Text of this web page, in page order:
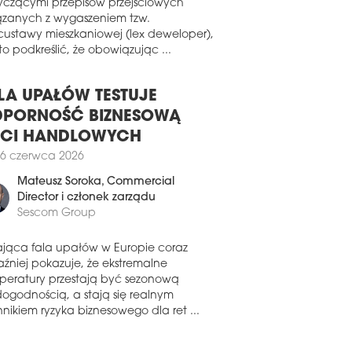
lipca 2026
APARTAMENTOWIEC NA
projekcie Yareal na warszawskim
lipca 2026
GROUP WCHODZI DO
deweloper Faedra Group otworzył
pierwsze biuro poza rodzimym
w Warszawie. Firma rozpoczyna
w Polsce, koncentrując się
wszystkim na sektorze
jednocześnie analizując
inwestycyjne w innych
rynku nieruchomości.
z pojawiającymi się pytaniami
przepisów przejściowych
z wygaszeniem tzw.
mieszkaniowej (lex deweloper),
UPAŁÓW TESTUJE
BIZNESOWĄ
HANDLOWYCH
26 czerwca 2026
Mateusz Soroka, Commercial
Director i członek zarządu
fala upałów w Europie coraz
pokazuje, że ekstremalne
przestają być sezonową
a stają się realnym